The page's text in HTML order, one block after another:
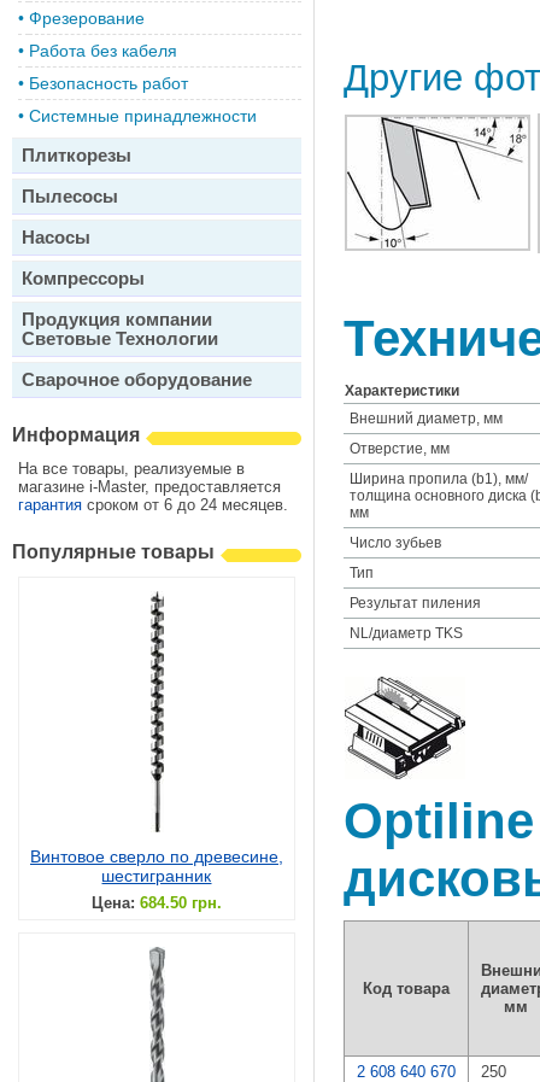
• Фрезерование
• Работа без кабеля
• Безопасность работ
• Системные принадлежности
Плиткорезы
Пылесосы
Насосы
Компрессоры
Продукция компании
Световые Технологии
Сварочное оборудование
Информация
На все товары, реализуемые в
магазине i-Master, предоставляется
гарантия сроком от 6 до 24 месяцев.
Популярные товары
Винтовое сверло по древесине,
шестигранник
Цена: 684.50 грн.
Другие
Характеристики
Внешний диаметр, мм
Отверстие, мм
Ширина пропила (b1), мм/
толщина основного диска
мм
Число зубьев
Тип
Результат пиления
NL/диаметр TKS
Код товара
мм
2 608 640 670
250